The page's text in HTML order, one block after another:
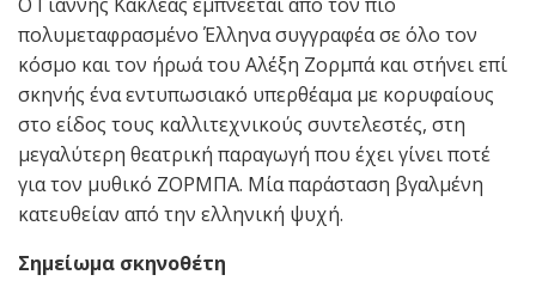
πολυμεταφρασμένο Έλληνα συγγραφέα σε όλο τον
κόσμο και τον ήρωά του Αλέξη Ζορμπά και στήνει επί
σκηνής ένα εντυπωσιακό υπερθέαμα με κορυφαίους
στο είδος τους καλλιτεχνικούς συντελεστές, στη
μεγαλύτερη θεατρική παραγωγή που έχει γίνει ποτέ
για τον μυθικό ΖΟΡΜΠΑ. Μία παράσταση βγαλμένη
κατευθείαν από την ελληνική ψυχή.
Σημείωμα σκηνοθέτη